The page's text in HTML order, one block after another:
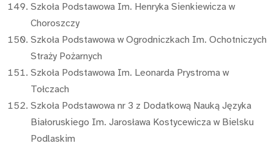
Szkoła Podstawowa Im. Henryka Sienkiewicza w
Choroszczy
Szkoła Podstawowa w Ogrodniczkach Im. Ochotniczych
Straży Pożarnych
Szkoła Podstawowa Im. Leonarda Prystroma w
Tołczach
Szkoła Podstawowa nr 3 z Dodatkową Nauką Języka
Białoruskiego Im. Jarosława Kostycewicza w Bielsku
Podlaskim